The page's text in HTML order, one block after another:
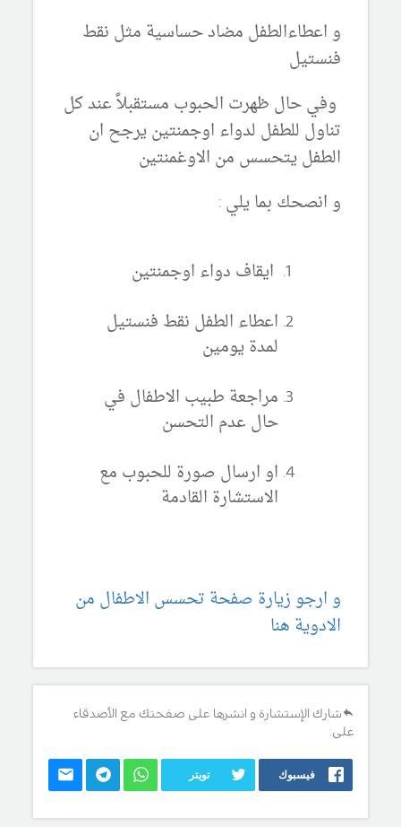
و اعطاءالطفل مضاد حساسية مثل نقط
فنستيل
وفي حال ظهرت الحبوب مستقبلاً عند كل
تناول للطفل لدواء اوجمنتين يرجح ان
الطفل يتحسس من الاوغمنتين
و انصحك بما يلي :
ايقاف دواء اوجمنتين
اعطاء الطفل نقط فنستيل
لمدة يومين
مراجعة طبيب الاطفال في
حال عدم التحسن
او ارسال صورة للحبوب مع
الاستشارة القادمة
و ارجو زيارة صفحة تحسس الاطفال من
الادوية هنا
شارك الإستشارة و انشرها على صفحتك مع الأصدقاء
على:
فيسبوك تويتر